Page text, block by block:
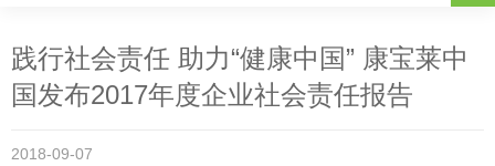
践行社会责任 助力“健康中国” 康宝莱中
国发布2017年度企业社会责任报告
2018-09-07